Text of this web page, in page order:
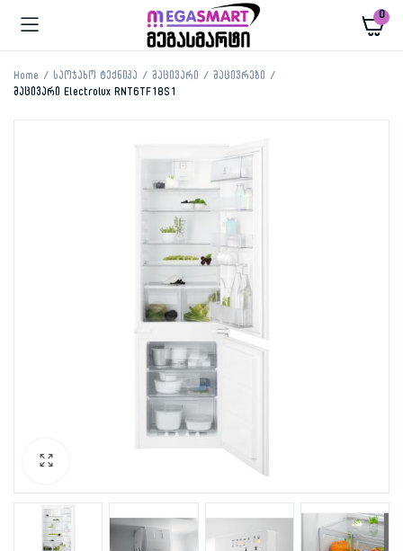
0
Home საოჯახო ტექნიკა მაცივარი
მაცივრები
მაცივარი Electrolux RNT6TF18S1